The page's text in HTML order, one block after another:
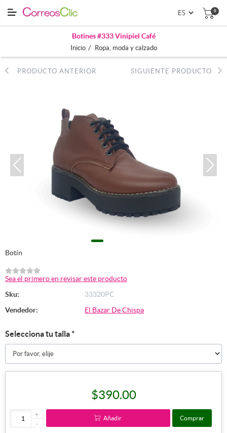
0
Botines #333 Vinipiel Café
Inicio / Ropa, moda y calzado
PRODUCTO ANTERIOR SIGUIENTE PRODUCTO
Botín
Sea el primero en revisar este producto
Sku:
33320PC
Vendedor:
El Bazar De Chispa
Selecciona tu talla*
$390.00
+
-
Añadir Comprar